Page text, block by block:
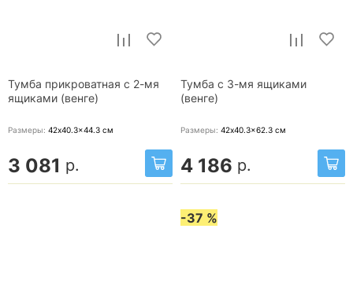
Тумба прикроватная с 2-мя
ящиками (венге)
Размеры: 42x40.3x44.3 см
3 081 р.
Тумба с 3-мя ящиками
(венге)
Размеры: 42x40.3x62.3 см
4 186 р.
-37 %